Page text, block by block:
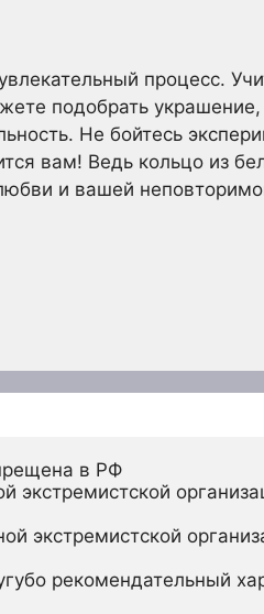
процесс.
подобрать украшение,
Не бойтесь
вам! Ведь кольцо из
и вашей
в РФ
экстремистской
экстремистской
рекомендательный